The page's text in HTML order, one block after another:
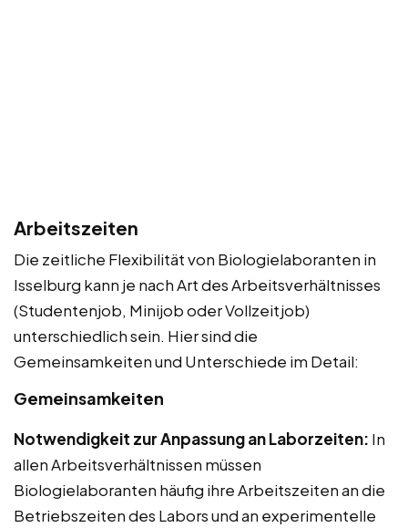
Arbeitszeiten
Die zeitliche Flexibilität von Biologielaboranten in
Isselburg kann je nach Art des Arbeitsverhältnisses
(Studentenjob, Minijob oder Vollzeitjob)
unterschiedlich sein. Hier sind die
Gemeinsamkeiten und Unterschiede im Detail:
Gemeinsamkeiten
Notwendigkeit zur Anpassung an Laborzeiten: In
allen Arbeitsverhältnissen müssen
Biologielaboranten häufig ihre Arbeitszeiten an die
Betriebszeiten des Labors und an experimentelle